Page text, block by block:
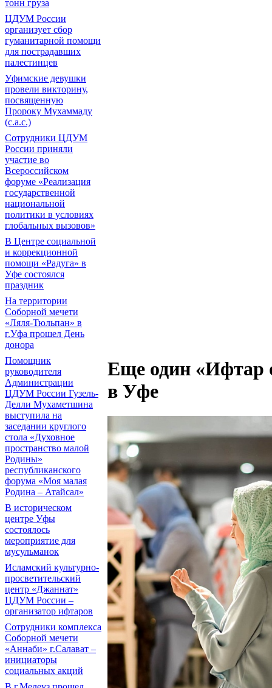
тонн груза
ЦДУМ России
организует сбор
гуманитарной помощи
для пострадавших
палестинцев
Уфимские девушки
провели викторину,
посвященную
Пророку Мухаммаду
(с.а.с.)
Сотрудники ЦДУМ
России приняли
участие во
Всероссийском
форуме «Реализация
государственной
национальной
политики в условиях
глобальных вызовов»
В Центре социальной
и коррекционной
помощи «Радуга» в
Уфе состоялся
праздник
На территории
Соборной мечети
«Ляля-Тюльпан» в
г.Уфа прошел День
донора
Помощник
руководителя
Администрации
ЦДУМ России Гузель-
Делли Мухаметшина
выступила на
заседании круглого
стола «Духовное
пространство малой
Родины»
республиканского
форума «Моя малая
Родина – Атайсал»
В историческом
центре Уфы
состоялось
мероприятие для
мусульманок
Исламский культурно-
просветительский
центр «Джаннат»
ЦДУМ России –
организатор ифтаров
Сотрудники комплекса
Соборной мечети
«Аннаби» г.Салават –
инициаторы
социальных акций
Еще один «Ифтар
в Уфе